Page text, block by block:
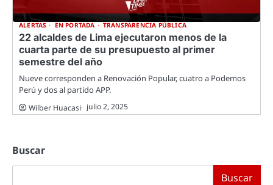
ALERTAS EN PORTADA TRANSPARENCIA PÚBLICA
22 alcaldes de Lima ejecutaron menos de la
cuarta parte de su presupuesto al primer
semestre del año
Nueve corresponden a Renovación Popular, cuatro a Podemos
Perú y dos al partido APP.
Wilber Huacasi julio 2, 2025
Buscar
Buscar